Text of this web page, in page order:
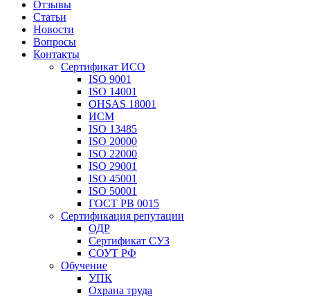
Отзывы
Статьи
Новости
Вопросы
Контакты
Сертификат ИСО
ISO 9001
ISO 14001
OHSAS 18001
ИСМ
ISO 13485
ISO 20000
ISO 22000
ISO 29001
ISO 45001
ISO 50001
ГОСТ РВ 0015
Сертификация репутации
ОДР
Сертификат СУЗ
СОУТ РФ
Обучение
УПК
Охрана труда